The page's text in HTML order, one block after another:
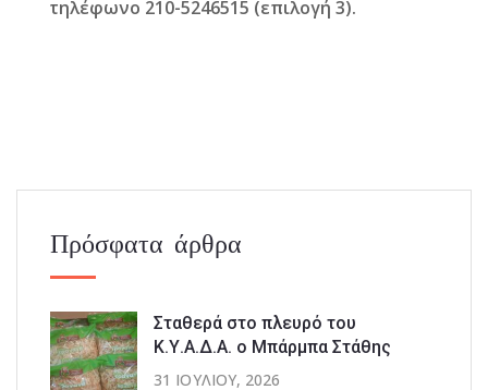
τηλέφωνο 210-5246515 (επιλογή 3).
Πρόσφατα άρθρα
Σταθερά στο πλευρό του
Κ.Υ.Α.Δ.Α. ο Μπάρμπα Στάθης
31 ΙΟΥΛΊΟΥ, 2026